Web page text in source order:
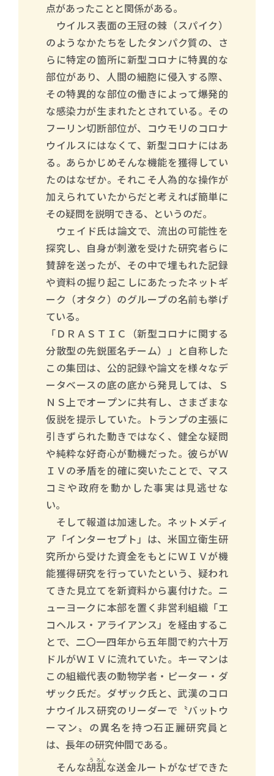
点があったことと関係がある。
ウイルス表面の王冠の棘（スパイク）
のようなかたちをしたタンパク質の、さ
らに特定の箇所に新型コロナに特異的な
部位があり、人間の細胞に侵入する際、
その特異的な部位の働きによって爆発的
な感染力が生まれたとされている。その
フーリン切断部位が、コウモリのコロナ
ウイルスにはなくて、新型コロナにはあ
る。あらかじめそんな機能を獲得してい
たのはなぜか。それこそ人為的な操作が
加えられていたからだと考えれば簡単に
その疑問を説明できる、というのだ。
ウェイド氏は論文で、流出の可能性を
探究し、自身が刺激を受けた研究者らに
賛辞を送ったが、その中で埋もれた記録
や資料の掘り起こしにあたったネットギ
ーク（オタク）のグループの名前も挙げ
ている。
「ＤＲＡＳＴＩＣ（新型コロナに関する
分散型の先鋭匿名チーム）」と自称した
この集団は、公的記録や論文を様々なデ
ータベースの底の底から発見しては、Ｓ
ＮＳ上でオープンに共有し、さまざまな
仮説を提示していた。トランプの主張に
引きずられた動きではなく、健全な疑問
や純粋な好奇心が動機だった。彼らがＷ
ＩＶの矛盾を的確に突いたことで、マス
コミや政府を動かした事実は見逃せな
い。
そして報道は加速した。ネットメディ
ア「インターセプト」は、米国立衛生研
究所から受けた資金をもとにＷＩＶが機
能獲得研究を行っていたという、疑われ
てきた見立てを新資料から裏付けた。ニ
ューヨークに本部を置く非営利組織「エ
コヘルス・アライアンス」を経由するこ
とで、二〇一四年から五年間で約六十万
ドルがＷＩＶに流れていた。キーマンは
この組織代表の動物学者・ピーター・ダ
ザック氏だ。ダザック氏と、武漢のコロ
ナウイルス研究のリーダーで〝バットウ
ーマン〟の異名を持つ石正麗研究員と
は、長年の研究仲間である。
そんな胡
う 乱
ろんな送金ルートがなぜできた